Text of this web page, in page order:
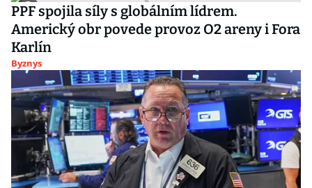
PPF spojila síly s globálním lídrem.
Americký obr povede provoz O2 areny i Fora
Karlín
Byznys